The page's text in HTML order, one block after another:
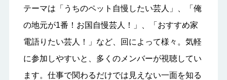
テーマは「うちのペット自慢したい芸人」、「俺
の地元が1番！お国自慢芸人！」、「おすすめ家
電語りたい芸人！」など、回によって様々。気軽
に参加しやすいと、多くのメンバーが視聴してい
ます。仕事で関わるだけでは見えない一面を知る